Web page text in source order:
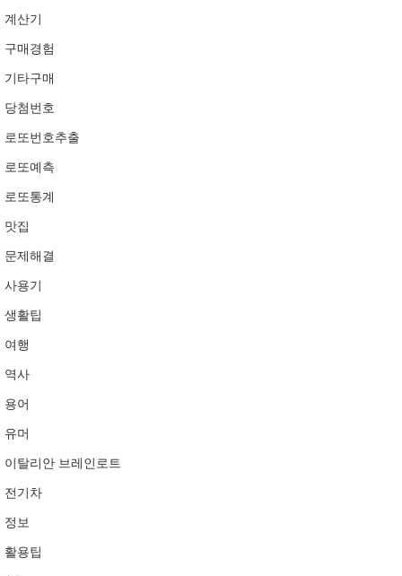
계산기
구매경험
기타구매
당첨번호
로또번호추출
로또예측
로또통계
맛집
문제해결
사용기
생활팁
여행
역사
용어
유머
이탈리안 브레인로트
전기차
정보
활용팁